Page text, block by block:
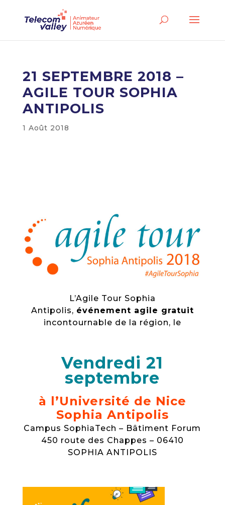
21 SEPTEMBRE 2018 –
AGILE TOUR SOPHIA
ANTIPOLIS
1 Août 2018
L’Agile Tour Sophia
Antipolis, événement agile gratuit
incontournable de la région, le
Vendredi 21
septembre
à l’Université de Nice
Sophia Antipolis
Campus SophiaTech – Bâtiment Forum
450 route des Chappes – 06410
SOPHIA ANTIPOLIS